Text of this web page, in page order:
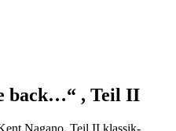
back…“ , Teil II